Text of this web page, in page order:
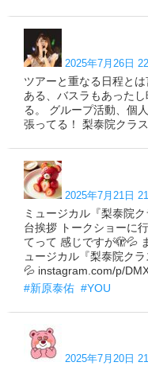
2025年7月26日
ツアーと重なる日程と
ある、バスラもあった
る。 グループ活動、個
張ってる！ 梨泰院クラ
2025年7月21日
ミュージカル『梨泰院
台挨拶 トークショーに
てって 感じですが🫣💦
ュージカル『梨泰院ク
💦 instagram.com/p/
#新原泰佑 #YOU
2025年7月20日